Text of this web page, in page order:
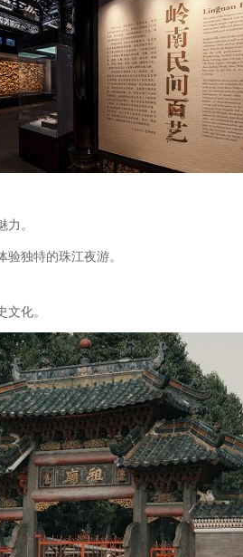
。
独特的珠江夜游。
化。